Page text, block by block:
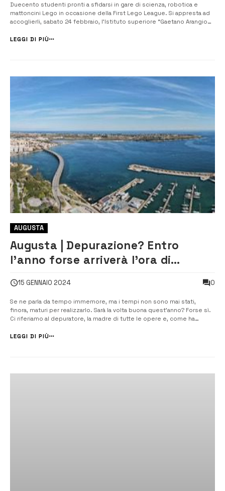
Duecento studenti pronti a sfidarsi in gare di scienza, robotica e
mattoncini Lego in occasione della First Lego League. Si appresta ad
accoglierli, sabato 24 febbraio, l’Istituto superiore “Gaetano Arangio
civico di Rovereto che in Italia organizza questa competizione
LEGGI DI PIÙ
AUGUSTA
Augusta | Depurazione? Entro
l’anno forse arriverà l’ora di
15 GENNAIO 2024 0
Se ne parla da tempo immemore, ma i tempi non sono mai stati,
finora, maturi per realizzarlo. Sarà la volta buona quest’anno? Forse sì.
Ci riferiamo al depuratore, la madre di tutte le opere e, come ha
decisivo per dotare la città di un […]
LEGGI DI PIÙ